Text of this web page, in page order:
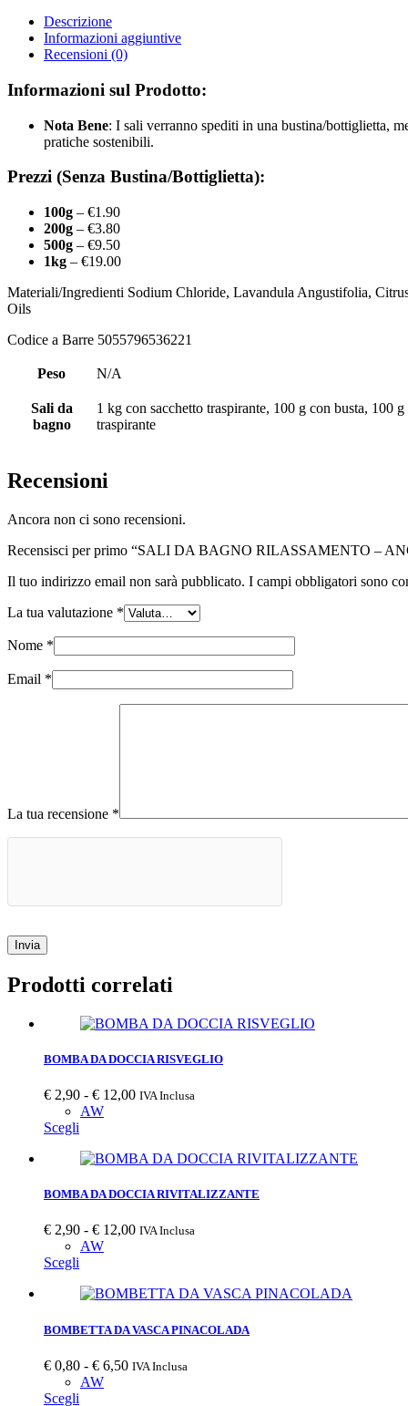
ANCIENT
WISDOM
quantità
Descrizione
Informazioni aggiuntive
Recensioni (0)
Informazioni sul Prodotto:
Nota Bene: I sali verranno spediti in una bustina/bottiglietta,
pratiche sostenibili.
Prezzi (Senza Bustina/Bottiglietta):
100g – €1.90
200g – €3.80
500g – €9.50
1kg – €19.00
Materiali/Ingredienti Sodium Chloride, Lavandula Angustifolia,
Oils
Codice a Barre 5055796536221
Peso N/A
Sali da
bagno
1 kg con sacchetto traspirante, 100 g con busta, 100
traspirante
Recensioni
Ancora non ci sono recensioni.
Recensisci per primo “SALI DA BAGNO RILASSAMENTO –
Il tuo indirizzo email non sarà pubblicato. I campi obbligatori sono
La tua valutazione *
Nome *
Email *
La tua recensione *
Invia
Prodotti correlati
BOMBA DA DOCCIA RISVEGLIO
€ 2,90 - € 12,00Fascia
€ 2,90
€ 12,00
IVA Inclusa
AW
Scegli
ha
varianti.
opzioni
possono
essere
scelte
nella
del
prodotto
BOMBA DA DOCCIA RIVITALIZZANTE
€ 2,90 - € 12,00Fascia
€ 2,90
€ 12,00
IVA Inclusa
AW
Scegli
ha
varianti.
opzioni
possono
essere
BOMBETTA DA VASCA PINACOLADA
€ 0,80 - € 6,50Fascia
IVA Inclusa
AW
Scegli